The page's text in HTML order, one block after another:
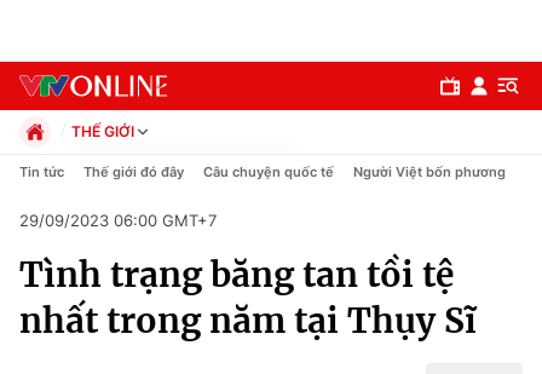
Chuyên mục
Chính trị
THẾ GIỚI
Chính trị
Pháp luật
Kinh tế
Thể thao
Truyền hình
Tin tức Thế giới đó đây Câu chuyện quốc tế Người Việt bốn phương
29/09/2023 06:00 GMT+7
Tình trạng băng tan tồi tệ
nhất trong năm tại Thụy Sĩ